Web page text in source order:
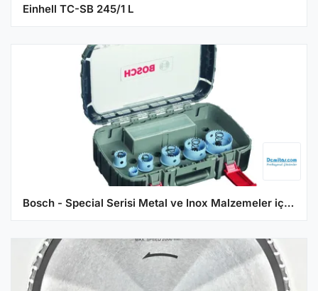
Einhell TC-SB 245/1 L
Bosch - Special Serisi Metal ve Inox Malzemeler için, 9 Parçalı Delik Açma Testeresi (Panç) Seti Ø 20-25-32-38-51-64 mm